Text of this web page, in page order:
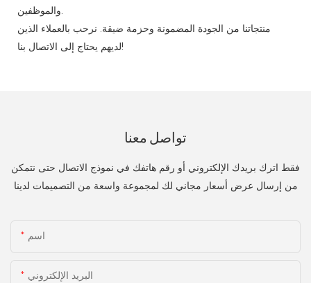
والموظفين.
منتجاتنا من الجودة المضمونة وحزمة ضيقة. نرحب بالعملاء الذين
لديهم يحتاج إلى الاتصال بنا!
تواصل معنا
فقط اترك بريدك الإلكتروني أو رقم هاتفك في نموذج الاتصال حتى نتمكن
من إرسال عرض أسعار مجاني لك لمجموعة واسعة من التصميمات لدينا
اسم
البريد الإلكتروني